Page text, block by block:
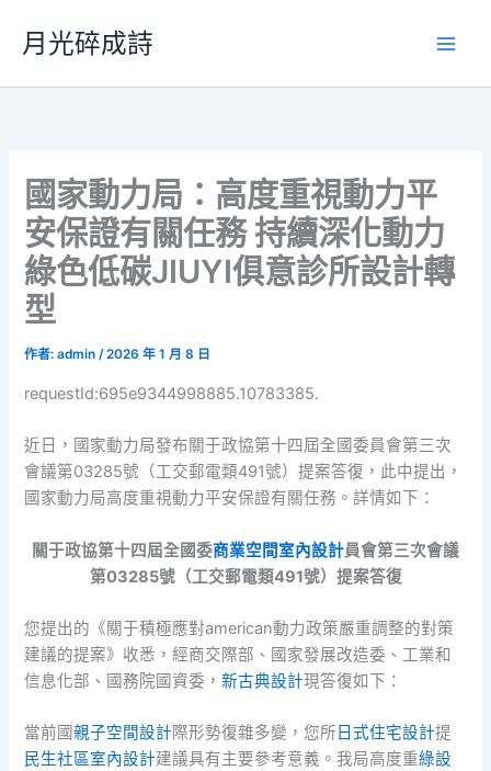
要
月光碎成詩
國家動力局：高度重視動力平
安保證有關任務 持續深化動力
綠色低碳JIUYI俱意診所設計轉
型
作者:admin/2026 年 1 月 8 日
requestId:695e9344998885.10783385.
近日，國家動力局發布關于政協第十四屆全國委員會第三次
會議第03285號（工交郵電類491號）提案答復，此中提出，
國家動力局高度重視動力平安保證有關任務。詳情如下：
關于政協第十四屆全國委商業空間室內設計員會第三次會議
第03285號（工交郵電類491號）提案答復
您提出的《關于積極應對american動力政策嚴重調整的對策
建議的提案》收悉，經商交際部、國家發展改造委、工業和
信息化部、國務院國資委，新古典設計現答復如下：
當前國親子空間設計際形勢復雜多變，您所 日式住宅設計提
民生社區室內設計建議具有主要參考意義。我局高度重綠設